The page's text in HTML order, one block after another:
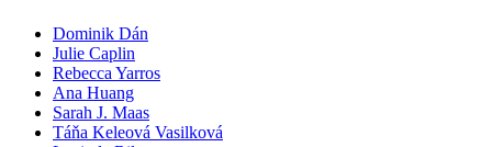
Dominik Dán
Julie Caplin
Rebecca Yarros
Ana Huang
Sarah J. Maas
Táňa Keleová Vasilková